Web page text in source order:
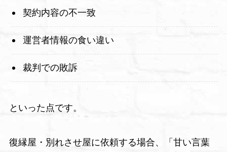
契約内容の不一致
運営者情報の食い違い
裁判での敗訴
といった点です。
復縁屋・別れさせ屋に依頼する場合、「甘い言葉